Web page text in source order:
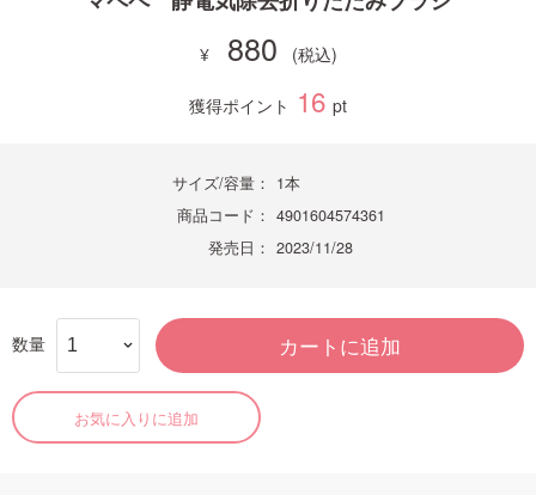
880
獲得ポイント 16 pt
サイズ/容量：
1本
商品コード： 4901604574361
発売日： 2023/11/28
数量 カートに追加
お気に入りに追加